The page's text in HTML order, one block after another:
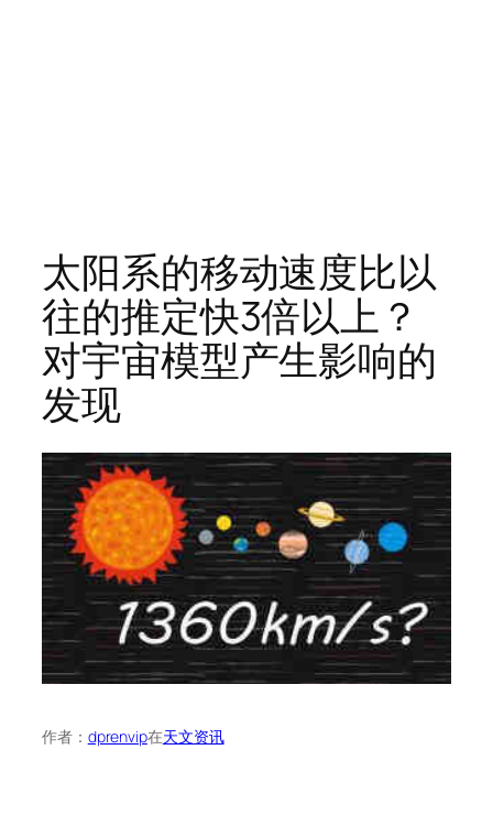
太阳系的移动速度比以
往的推定快3倍以上？
对宇宙模型产生影响的
发现
作者： dprenvip在天文资讯